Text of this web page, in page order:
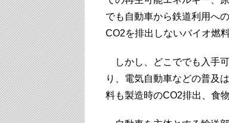
でも自動車から鉄道利用へ
CO2を排出しないバイオ燃
しかし、どこででも入手
り、電気自動車などの普及
料も製造時のCO2排出、食